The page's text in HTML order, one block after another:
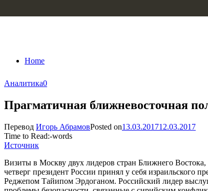
Home
Аналитика0
Прагматичная ближневосточная
Перевод Игорь АбрамовPosted on13.03.201712.03.2017
Time to Read:-words
Источник
Визиты в Москву двух лидеров стран Ближнего
четверг президент России принял у себя
Реджепом Тайипом Эрдоганом. Российский лидер